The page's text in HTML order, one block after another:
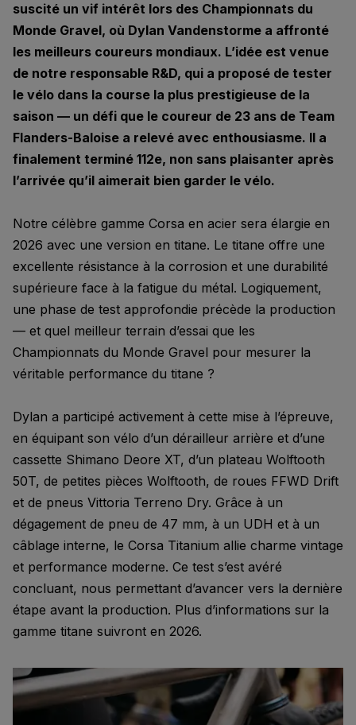
suscité un vif intérêt lors des Championnats du
Monde Gravel, où Dylan Vandenstorme a affronté
les meilleurs coureurs mondiaux. L’idée est venue
de notre responsable R&D, qui a proposé de tester
le vélo dans la course la plus prestigieuse de la
saison — un défi que le coureur de 23 ans de Team
Flanders-Baloise a relevé avec enthousiasme. Il a
finalement terminé 112e, non sans plaisanter après
l’arrivée qu’il aimerait bien garder le vélo.
Notre célèbre gamme Corsa en acier sera élargie en
2026 avec une version en titane. Le titane offre une
excellente résistance à la corrosion et une durabilité
supérieure face à la fatigue du métal. Logiquement,
une phase de test approfondie précède la production
— et quel meilleur terrain d’essai que les
Championnats du Monde Gravel pour mesurer la
véritable performance du titane ?
Dylan a participé activement à cette mise à l’épreuve,
en équipant son vélo d’un dérailleur arrière et d’une
cassette Shimano Deore XT, d’un plateau Wolftooth
50T, de petites pièces Wolftooth, de roues FFWD Drift
et de pneus Vittoria Terreno Dry. Grâce à un
dégagement de pneu de 47 mm, à un UDH et à un
câblage interne, le Corsa Titanium allie charme vintage
et performance moderne. Ce test s’est avéré
concluant, nous permettant d’avancer vers la dernière
étape avant la production. Plus d’informations sur la
gamme titane suivront en 2026.